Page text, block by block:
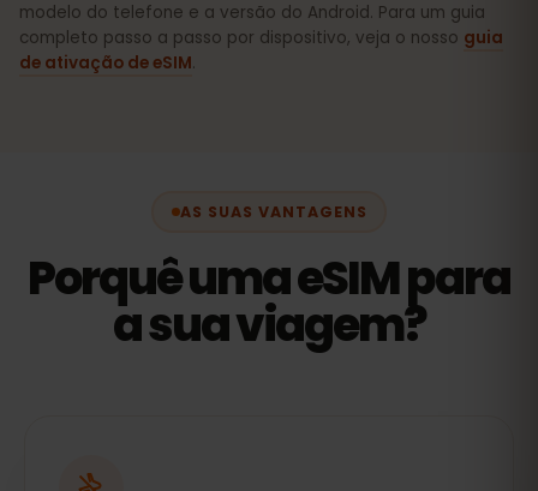
modelo do telefone e a versão do Android. Para um guia
completo passo a passo por dispositivo, veja o nosso guia
de ativação de eSIM.
AS SUAS VANTAGENS
Porquê uma eSIM para
a sua viagem?